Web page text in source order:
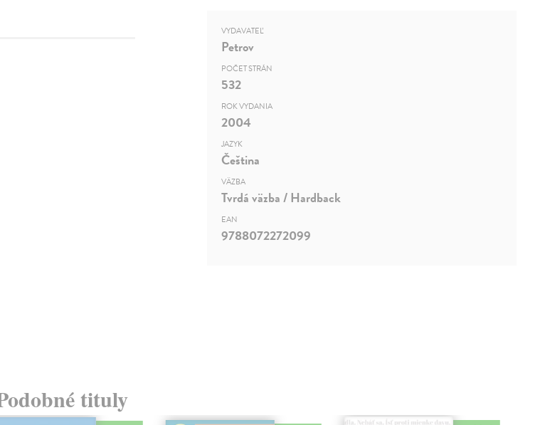
VYDAVATEĽ
Petrov
POČET STRÁN
532
ROK VYDANIA
2004
JAZYK
Čeština
VÄZBA
Tvrdá väzba / Hardback
EAN
9788072272099
tituly